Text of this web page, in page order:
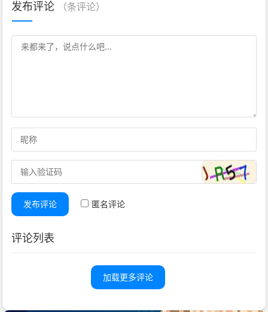
发布评论 （条评论）
发布评论 匿名评论
评论列表
加载更多评论